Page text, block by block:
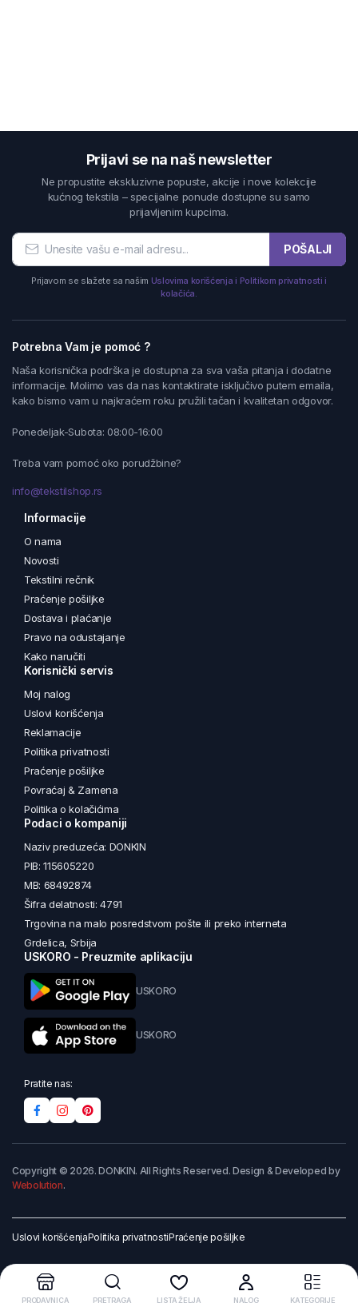
Prijavi se na naš newsletter
Ne propustite ekskluzivne popuste, akcije i nove kolekcije
kućnog tekstila – specijalne ponude dostupne su samo
prijavljenim kupcima.
POŠALJI
Prijavom se slažete sa našim Uslovima korišćenja i Politikom privatnosti i
kolačića.
Potrebna Vam je pomoć ?
Naša korisnička podrška je dostupna za sva vaša pitanja i dodatne
informacije. Molimo vas da nas kontaktirate isključivo putem emaila,
kako bismo vam u najkraćem roku pružili tačan i kvalitetan odgovor.
Ponedeljak-Subota: 08:00-16:00
Treba vam pomoć oko porudžbine?
info@tekstilshop.rs
Informacije
O nama
Novosti
Tekstilni rečnik
Praćenje pošiljke
Dostava i plaćanje
Pravo na odustajanje
Kako naručiti
Korisnički servis
Moj nalog
Uslovi korišćenja
Reklamacije
Politika privatnosti
Praćenje pošiljke
Povraćaj & Zamena
Politika o kolačićima
Podaci o kompaniji
Naziv preduzeća: DONKIN
PIB: 115605220
MB: 68492874
Šifra delatnosti: 4791
Trgovina na malo posredstvom pošte ili preko interneta
Grdelica, Srbija
USKORO - Preuzmite aplikaciju
USKORO
USKORO
Pratite nas:
Copyright © 2026. DONKIN. All Rights Reserved. Design & Developed by
Webolution.
Uslovi korišćenjaPolitika privatnostiPraćenje pošiljke
PRODAVNICA PRETRAGA LISTA ŽELJA NALOG KATEGORIJE